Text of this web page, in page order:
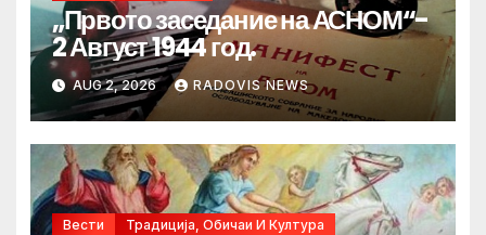
„Првото заседание на АСНОМ“-
2 Август 1944 год.
AUG 2, 2026 RADOVIS NEWS
Вести Традиција, Обичаи И Култура